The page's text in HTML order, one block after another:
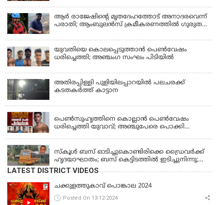
ആര്‍ രാജേഷിന്റെ മൃതദേഹത്തോട് അനാദരവെന്ന്
പരാതി; ആംബുലന്‍സ് ക്രമീകരണത്തില്‍ ഗുരുതര
ഫ്രീസര്‍ സംവിധാനം ഇല്ലാതെയെന്നും ആരോപണം
യുവതിയെ കൊലപ്പെടുത്താൻ പെൺവേഷം
ധരിച്ചെത്തി; അഞ്ചംഗ സംഘം പിടിയിൽ
അതിരപ്പിള്ളി പുളിയിലപ്പാറയിൽ പലചരക്ക്
കടതകർത്ത് കാട്ടാന
പെണ്‍സുഹൃത്തിനെ കൊല്ലാന്‍ പെണ്‍വേഷം
ധരിച്ചെത്തി യുവാവ്; അഞ്ചുപേരെ പൊക്കി
സ്കൂൾ ബസ് ഓടിച്ചുകൊണ്ടിരിക്കെ ഡ്രൈവർക്ക്
ഹൃദയാഘാതം; ബസ് കെട്ടിടത്തിൽ ഇടിച്ചുനിന്നു;
ഡ്രൈവർ മരിച്ചു, രണ്ട് കുട്ടികൾക്ക് പരിക്ക്
LATEST DISTRICT VIDEOS
ചക്കുളത്തുകാവ് പൊങ്കാല 2024
Posted On 13-12-2024